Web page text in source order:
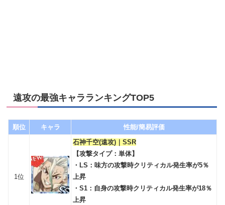
遠攻の最強キャラランキングTOP5
順位 キャラ 性能/簡易評価
1位
石神千空(遠攻)｜SSR
【攻撃タイプ：単体】
・LS：味方の攻撃時クリティカル発生率が5％
上昇
・S1：自身の攻撃時クリティカル発生率が18％
上昇